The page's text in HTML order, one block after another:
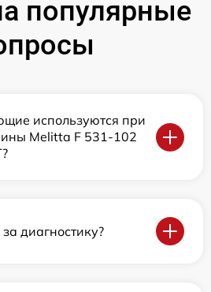
популярные
используются при
Melitta F 531-102
диагностику?